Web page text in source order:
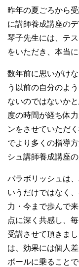
昨年の夏ごろから
に講師養成講座の
琴子先生には、テ
をいただき、本当
数年前に思いがけ
う以前の自分のよ
ないのではないか
度の時間が経ち体
ンをさせていただ
でより多くの指導
シュ講師養成講座
バラボリッシュは
いうだけではなく
力・今まで歩んで
点に深く共感し、
受講させて頂きま
は、効果には個人
ボールに乗ること